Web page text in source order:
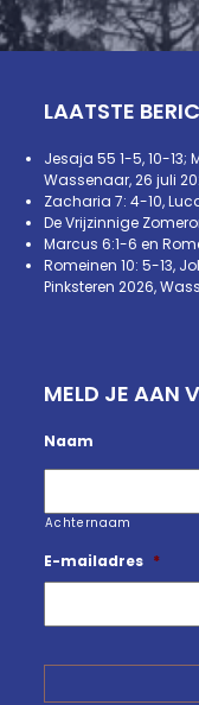
LAATSTE
Jesaja 55 1-5, 10-13;
Wassenaar, 26 juli
Zacharia 7: 4-10,
De Vrijzinnige
Marcus 6:1-6 en
Romeinen 10: 5-13,
Pinksteren 2026,
MELD JE AAN
Naam
Achternaam
E-mailadres *